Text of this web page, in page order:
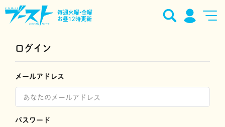
毎週火曜•金曜
お昼12時更新
ログイン
メールアドレス
パスワード